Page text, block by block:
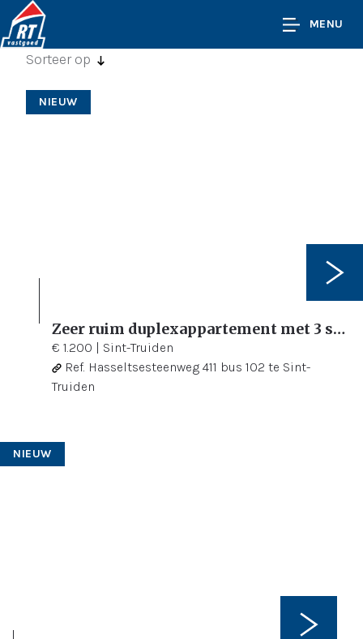
MENU
Sorteer op
3 137 m²
NIEUW
Zeer ruim duplexappartement met 3 slaapkamers in een groene omgeving
€ 1.200 | Sint-Truiden
Ref. Hasseltsesteenweg 411 bus 102 te Sint-
Truiden
NIEUW